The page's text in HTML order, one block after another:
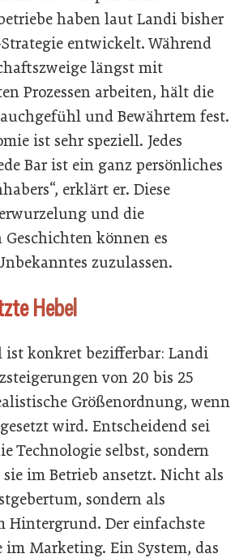
haben laut Landi bisher
entwickelt. Während
längst mit
Prozessen arbeiten, hält die
und Bewährtem fest.
ist sehr speziell. Jedes
Bar ist ein ganz persönliches
erklärt er. Diese
und die
können es
zuzulassen.
Hebel
ist konkret bezifferbar: Landi
von 20 bis 25
Größenordnung, wenn
wird. Entscheidend sei
Technologie selbst, sondern
sie im Betrieb ansetzt. Nicht als
sondern als
Hintergrund. Der einfachste
im Marketing. Ein System, das